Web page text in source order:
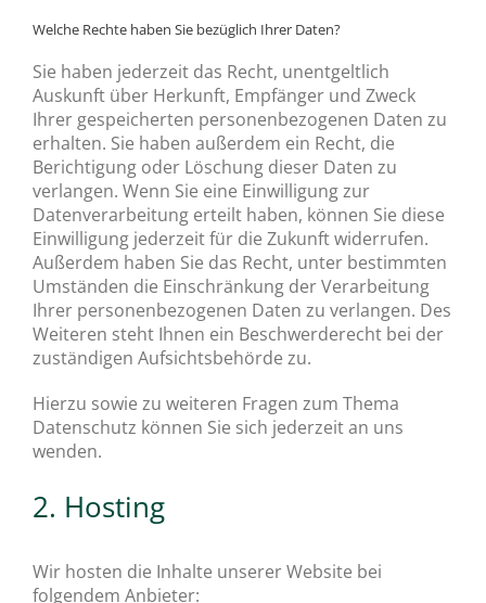
Welche Rechte haben Sie bezüglich Ihrer Daten?
Sie haben jederzeit das Recht, unentgeltlich
Auskunft über Herkunft, Empfänger und Zweck
Ihrer gespeicherten personenbezogenen Daten zu
erhalten. Sie haben außerdem ein Recht, die
Berichtigung oder Löschung dieser Daten zu
verlangen. Wenn Sie eine Einwilligung zur
Datenverarbeitung erteilt haben, können Sie diese
Einwilligung jederzeit für die Zukunft widerrufen.
Außerdem haben Sie das Recht, unter bestimmten
Umständen die Einschränkung der Verarbeitung
Ihrer personenbezogenen Daten zu verlangen. Des
Weiteren steht Ihnen ein Beschwerderecht bei der
zuständigen Aufsichtsbehörde zu.
Hierzu sowie zu weiteren Fragen zum Thema
Datenschutz können Sie sich jederzeit an uns
wenden.
2. Hosting
Wir hosten die Inhalte unserer Website bei
folgendem Anbieter: